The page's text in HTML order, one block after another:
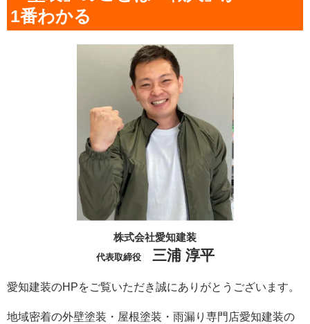
1番わかる
株式会社愛知建装
代表取締役 三浦 淳平
愛知建装のHPをご覧いただき誠にありがとうございます。
地域密着の外壁塗装・屋根塗装・雨漏り専門店愛知建装の